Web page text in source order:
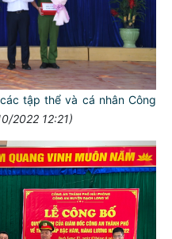
tập thể và cá nhân Công
2022 12:21)